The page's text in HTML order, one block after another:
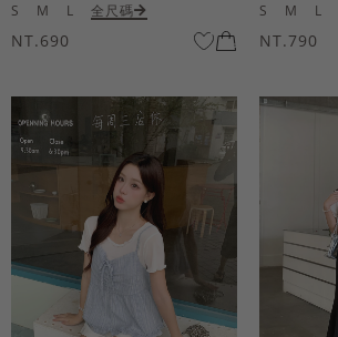
S M L 全尺碼
NT.690
S M L
NT.790